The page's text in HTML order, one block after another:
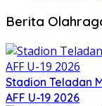
Berita
Stadion Teladan
AFF U-19 2026